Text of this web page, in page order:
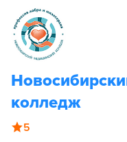
колледж
5